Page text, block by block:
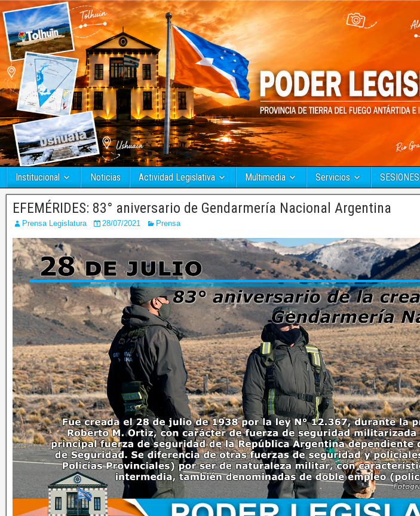
Institucional Noticias Actividad Legislativa Multimedia Servicios SESIONES
EFEMÉRIDES: 83° aniversario de Gendarmería Nacional Argentina
Prensa Legislatura 28/07/2021 Prensa